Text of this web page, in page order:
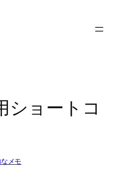
ショートコ
メモ